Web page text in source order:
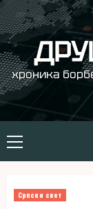
Skip
to
content
хроника
Primary
Menu
Српски свет